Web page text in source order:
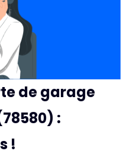
de garage
:
!